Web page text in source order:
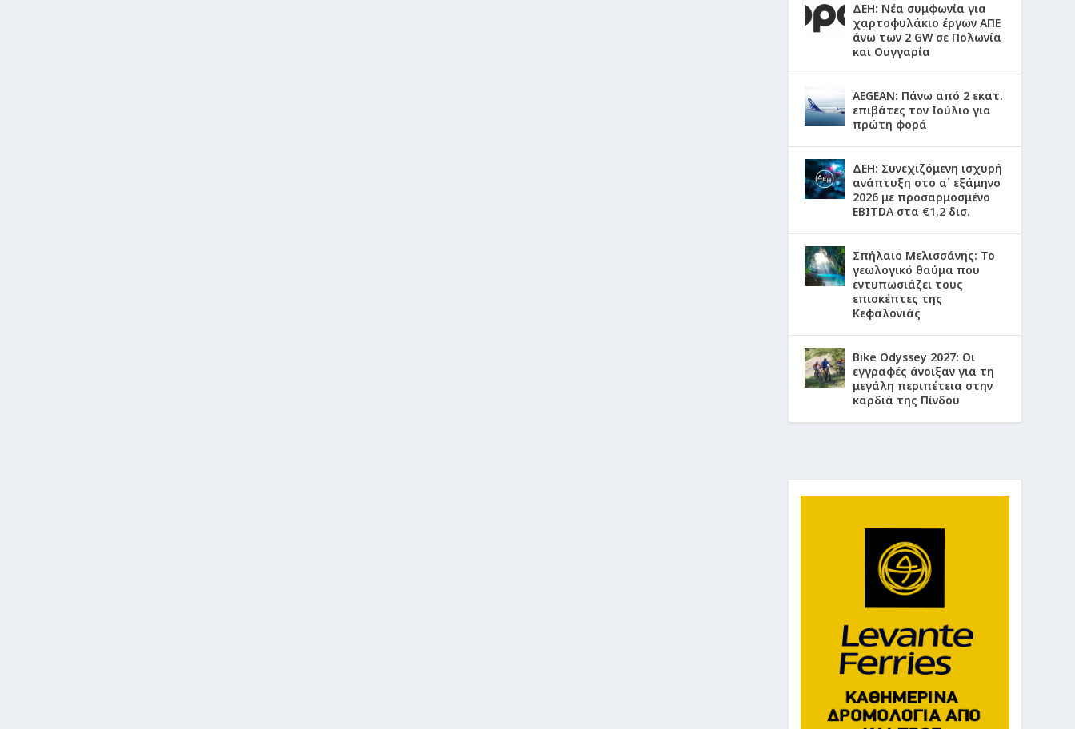
ΔΕΗ: Νέα συμφωνία για
χαρτοφυλάκιο έργων ΑΠΕ
άνω των 2 GW σε Πολωνία
και Ουγγαρία
AEGEAN: Πάνω από 2 εκατ.
επιβάτες τον Ιούλιο για
πρώτη φορά
ΔΕΗ: Συνεχιζόμενη ισχυρή
ανάπτυξη στο α΄ εξάμηνο
2026 με προσαρμοσμένο
EBITDA στα €1,2 δισ.
Σπήλαιο Μελισσάνης: Το
γεωλογικό θαύμα που
εντυπωσιάζει τους
επισκέπτες της
Κεφαλονιάς
Bike Odyssey 2027: Οι
εγγραφές άνοιξαν για τη
μεγάλη περιπέτεια στην
καρδιά της Πίνδου